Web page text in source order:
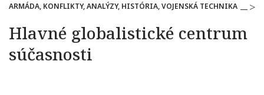
ARMÁDA, KONFLIKTY, ANALÝZY, HISTÓRIA, VOJENSKÁ TECHNIKA